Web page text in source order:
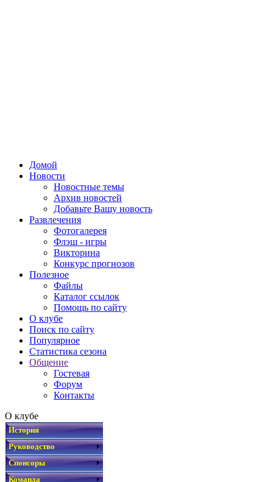
Домой
Новости
Новостные темы
Архив новостей
Добавьте Вашу новость
Развлечения
Фотогалерея
Флэш - игры
Викторина
Конкурс прогнозов
Полезное
Файлы
Каталог ссылок
Помощь по сайту
О клубе
Поиск по сайту
Популярное
Статистика сезона
Общение
Гостевая
Форум
Контакты
О клубе
История
Руководство
Спонсоры
Команда